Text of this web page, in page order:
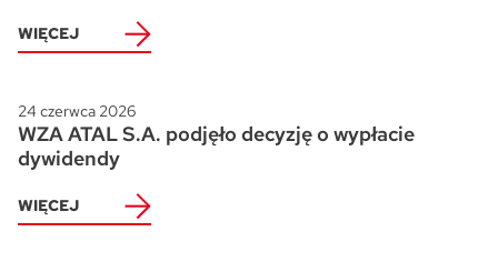
WIĘCEJ
24 czerwca 2026
WZA ATAL S.A. podjęło decyzję o wypłacie
dywidendy
WIĘCEJ